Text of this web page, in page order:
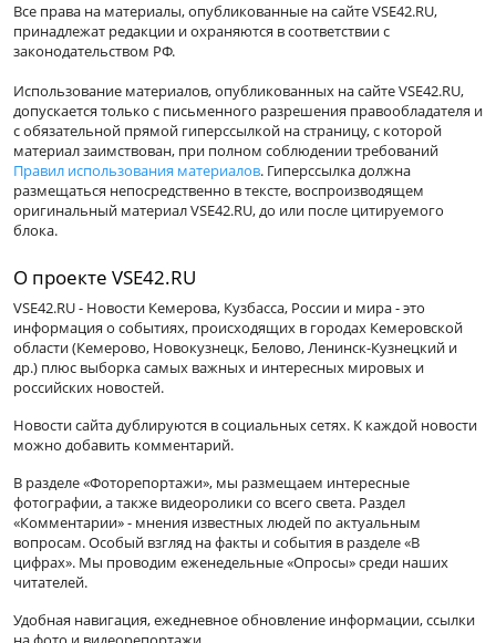
Все права на материалы, опубликованные на сайте VSE42.RU,
принадлежат редакции и охраняются в соответствии с
законодательством РФ.
Использование материалов, опубликованных на сайте VSE42.RU,
допускается только с письменного разрешения правообладателя и
с обязательной прямой гиперссылкой на страницу, с которой
материал заимствован, при полном соблюдении требований
Правил использования материалов. Гиперссылка должна
размещаться непосредственно в тексте, воспроизводящем
оригинальный материал VSE42.RU, до или после цитируемого
блока.
О проекте VSE42.RU
VSE42.RU - Новости Кемерова, Кузбасса, России и мира - это
информация о событиях, происходящих в городах Кемеровской
области (Кемерово, Новокузнецк, Белово, Ленинск-Кузнецкий и
др.) плюс выборка самых важных и интересных мировых и
российских новостей.
Новости сайта дублируются в социальных сетях. К каждой новости
можно добавить комментарий.
В разделе «Фоторепортажи», мы размещаем интересные
фотографии, а также видеоролики со всего света. Раздел
«Комментарии» - мнения известных людей по актуальным
вопросам. Особый взгляд на факты и события в разделе «В
цифрах». Мы проводим еженедельные «Опросы» среди наших
читателей.
Удобная навигация, ежедневное обновление информации, ссылки